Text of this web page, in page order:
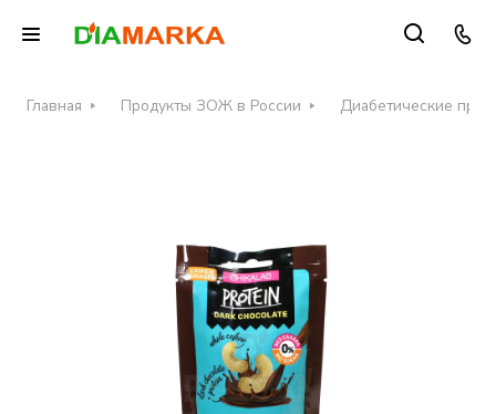
Главная Продукты ЗОЖ в России Диабетические